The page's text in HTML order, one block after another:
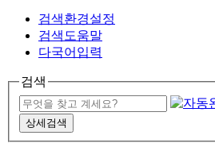
검색환경설정
검색도움말
다국어입력
검색
상세검색